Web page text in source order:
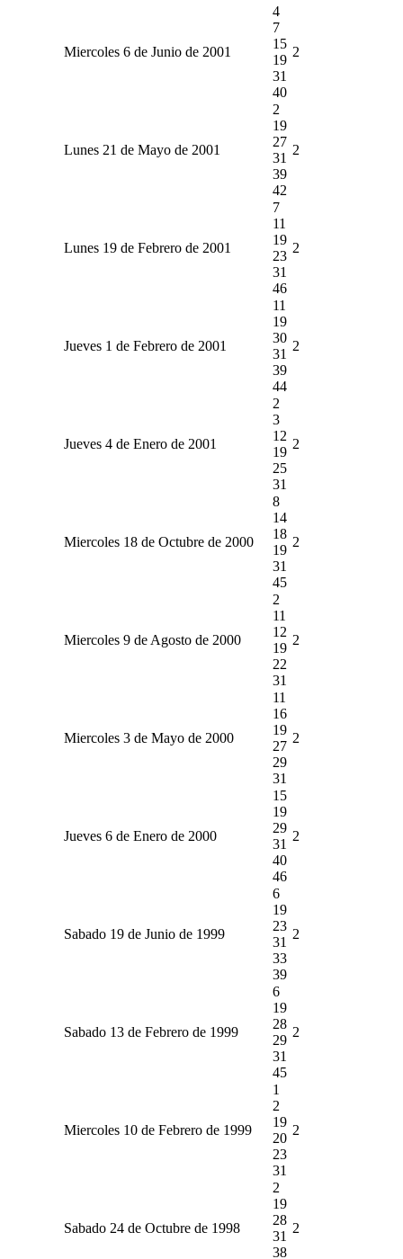
Miercoles 6 de Junio de 2001
4
7
15
19
31
40
2
Lunes 21 de Mayo de 2001
2
19
27
31
39
42
2
Lunes 19 de Febrero de 2001
7
11
19
23
31
46
2
Jueves 1 de Febrero de 2001
11
19
30
31
39
44
2
Jueves 4 de Enero de 2001
2
3
12
19
25
31
2
Miercoles 18 de Octubre de 2000
8
14
18
19
31
45
2
Miercoles 9 de Agosto de 2000
2
11
12
19
22
31
2
Miercoles 3 de Mayo de 2000
11
16
19
27
29
31
2
Jueves 6 de Enero de 2000
15
19
29
31
40
46
2
Sabado 19 de Junio de 1999
6
19
23
31
33
39
2
Sabado 13 de Febrero de 1999
6
19
28
29
31
45
2
Miercoles 10 de Febrero de 1999
1
2
19
20
23
31
2
Sabado 24 de Octubre de 1998
2
19
28
31
38
2